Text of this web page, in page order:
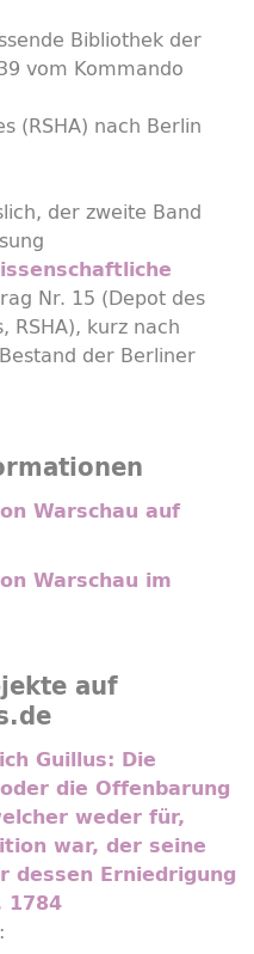
Bibliothek der
vom Kommando
(RSHA) nach Berlin
der zweite Band
Nr. 15 (Depot des
RSHA), kurz nach
der Berliner
Warschau auf
Warschau im
auf
Guillus: Die
die Offenbarung
weder für,
war, der seine
dessen Erniedrigung
1784